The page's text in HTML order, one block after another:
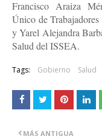
Francisco Araiza
Único de
y Yarel Alejandra
Salud del ISSEA.
Tags: Gobierno Salud
MÁS ANTIGUA